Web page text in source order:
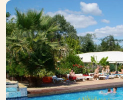
Photo
Photo
Photo